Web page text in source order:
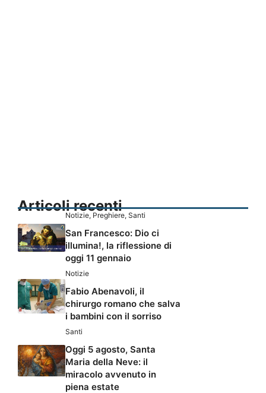
Articoli recenti
Notizie, Preghiere, Santi
San Francesco: Dio ci
illumina!, la riflessione di
oggi 11 gennaio
Notizie
Fabio Abenavoli, il
chirurgo romano che salva
i bambini con il sorriso
Santi
Oggi 5 agosto, Santa
Maria della Neve: il
miracolo avvenuto in
piena estate